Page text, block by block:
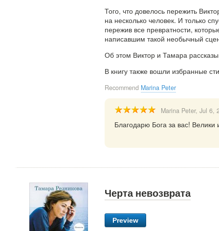
Того, что довелось пережить
на несколько человек. И только
пережив все превратности,
написавшим такой необычный
Об этом Виктор и Тамара
В книгу также вошли избранные
Recommend Marina Peter
Marina Peter, Jul 6,
Благодарю Бога за вас!
Черта невозврата
Preview